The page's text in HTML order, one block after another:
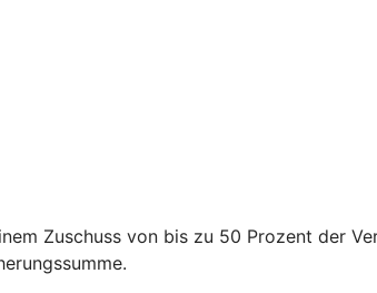
Zuschuss von bis zu 50 Prozent der